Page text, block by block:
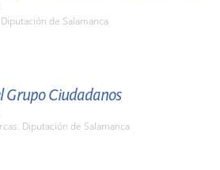
de Salamanca
Grupo Ciudadanos
Diputación de Salamanca